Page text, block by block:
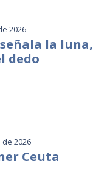
2026
la luna,
dedo
2026
Ceuta